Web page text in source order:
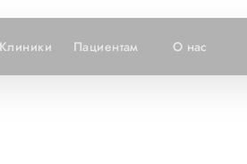
Клиники Пациентам О нас